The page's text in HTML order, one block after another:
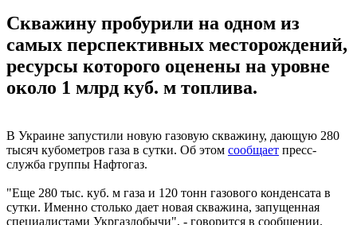
Скважину пробурили на одном из
самых перспективных месторождений,
ресурсы которого оценены на уровне
около 1 млрд куб. м топлива.
В Украине запустили новую газовую скважину, дающую 280
тысяч кубометров газа в сутки. Об этом сообщает пресс-
служба группы Нафтогаз.
"Еще 280 тыс. куб. м газа и 120 тонн газового конденсата в
сутки. Именно столько дает новая скважина, запущенная
специалистами Укргаздобычи", - говорится в сообщении.